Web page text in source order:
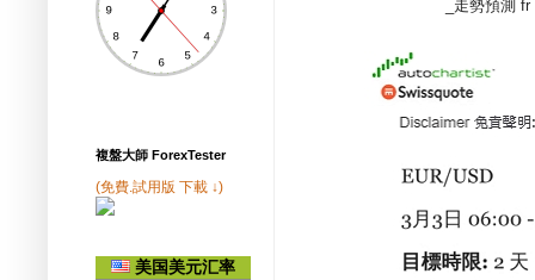
_走勢預測
複盤大師 ForexTester
(免費.試用版 下載 ↓)
美国美元汇率